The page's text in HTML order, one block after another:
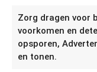
Zorg dragen voor
voorkomen en
opsporen,
en tonen.
Gang Appetizer
Keuken Italiaans